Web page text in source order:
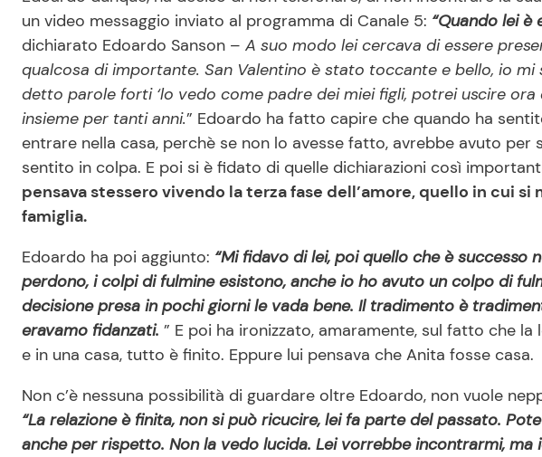
un video messaggio inviato al programma di Canale 5: “Quando lei
dichiarato Edoardo Sanson – A suo modo lei cercava di essere
qualcosa di importante. San Valentino è stato toccante e bello, io mi
detto parole forti ‘lo vedo come padre dei miei figli, potrei uscire ora
insieme per tanti anni.” Edoardo ha fatto capire che quando ha
entrare nella casa, perchè se non lo avesse fatto, avrebbe avuto per
sentito in colpa. E poi si è fidato di quelle dichiarazioni così
pensava stessero vivendo la terza fase dell’amore, quello in cui
famiglia.
Edoardo ha poi aggiunto: “Mi fidavo di lei, poi quello che è successo
perdono, i colpi di fulmine esistono, anche io ho avuto un colpo di
decisione presa in pochi giorni le vada bene. Il tradimento è
eravamo fidanzati. ” E poi ha ironizzato, amaramente, sul fatto che
e in una casa, tutto è finito. Eppure lui pensava che Anita fosse casa.
Non c’è nessuna possibilità di guardare oltre Edoardo, non vuole
“La relazione è finita, non si può ricucire, lei fa parte del passato.
anche per rispetto. Non la vedo lucida. Lei vorrebbe incontrarmi, ma